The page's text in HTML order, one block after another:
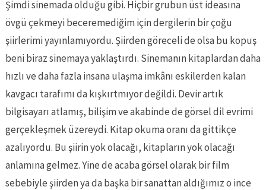
Şimdi sinemada olduğu gibi. Hiçbir grubun üst ideasına
övgü çekmeyi beceremediğim için dergilerin bir çoğu
şiirlerimi yayınlamıyordu. Şiirden göreceli de olsa bu kopuş
beni biraz sinemaya yaklaştırdı. Sinemanın kitaplardan daha
hızlı ve daha fazla insana ulaşma imkânı eskilerden kalan
kavgacı tarafımı da kışkırtmıyor değildi. Devir artık
bilgisayarı atlamış, bilişim ve akabinde de görsel dil evrimi
gerçekleşmek üzereydi. Kitap okuma oranı da gittikçe
azalıyordu. Bu şiirin yok olacağı, kitapların yok olacağı
anlamına gelmez. Yine de acaba görsel olarak bir film
sebebiyle şiirden ya da başka bir sanattan aldığımız o ince